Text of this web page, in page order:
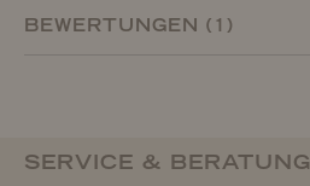
BEWERTUNGEN (1)
SERVICE & BERATUNG